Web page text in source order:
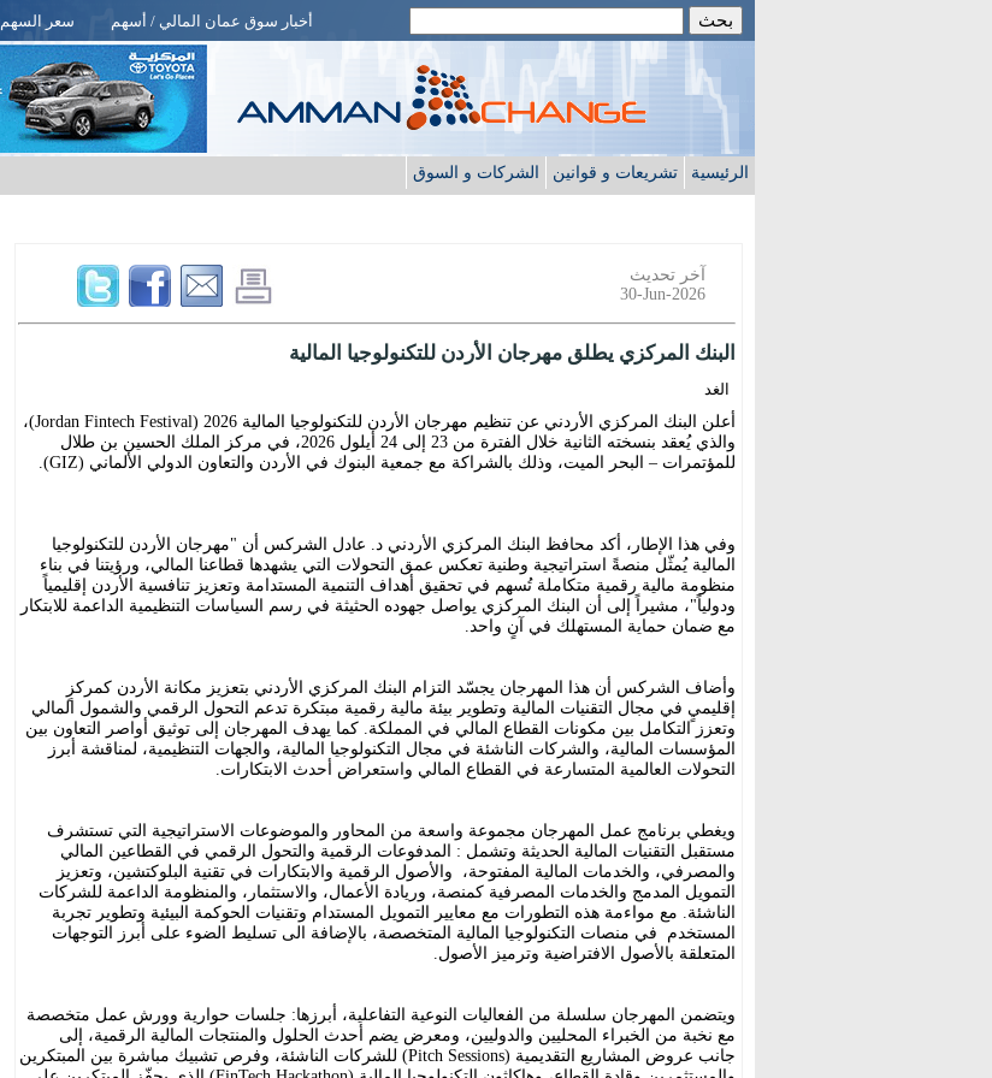
أخبار سوق عمان المالي / أسهم سعر السهم
الرئيسية تشريعات و قوانين الشركات و السوق
آخر تحديث
30-Jun-2026
البنك المركزي يطلق مهرجان الأردن للتكنولوجيا المالية
الغد
أعلن البنك المركزي الأردني عن تنظيم مهرجان الأردن للتكنولوجيا المالية 2026 (Jordan Fintech Festival)،
والذي يُعقد بنسخته الثانية خلال الفترة من 23 إلى 24 أيلول 2026، في مركز الملك الحسين بن طلال
للمؤتمرات – البحر الميت، وذلك بالشراكة مع جمعية البنوك في الأردن والتعاون الدولي الألماني (GIZ).
وفي هذا الإطار، أكد محافظ البنك المركزي الأردني د. عادل الشركس أن "مهرجان الأردن للتكنولوجيا
المالية يُمثّل منصةً استراتيجية وطنية تعكس عمق التحولات التي يشهدها قطاعنا المالي، ورؤيتنا في بناء
منظومة مالية رقمية متكاملة تُسهم في تحقيق أهداف التنمية المستدامة وتعزيز تنافسية الأردن إقليمياً
ودولياً"، مشيراً إلى أن البنك المركزي يواصل جهوده الحثيثة في رسم السياسات التنظيمية الداعمة للابتكار
مع ضمان حماية المستهلك في آنٍ واحد.
وأضاف الشركس أن هذا المهرجان يجسّد التزام البنك المركزي الأردني بتعزيز مكانة الأردن كمركزٍ
إقليميٍ في مجال التقنيات المالية وتطوير بيئة مالية رقمية مبتكرة تدعم التحول الرقمي والشمول المالي
وتعزز التكامل بين مكونات القطاع المالي في المملكة. كما يهدف المهرجان إلى توثيق أواصر التعاون بين
المؤسسات المالية، والشركات الناشئة في مجال التكنولوجيا المالية، والجهات التنظيمية، لمناقشة أبرز
التحولات العالمية المتسارعة في القطاع المالي واستعراض أحدث الابتكارات.
ويغطي برنامج عمل المهرجان مجموعة واسعة من المحاور والموضوعات الاستراتيجية التي تستشرف
مستقبل التقنيات المالية الحديثة وتشمل : المدفوعات الرقمية والتحول الرقمي في القطاعين المالي
والمصرفي، والخدمات المالية المفتوحة، والأصول الرقمية والابتكارات في تقنية البلوكتشين، وتعزيز
التمويل المدمج والخدمات المصرفية كمنصة، وريادة الأعمال، والاستثمار، والمنظومة الداعمة للشركات
الناشئة. مع مواءمة هذه التطورات مع معايير التمويل المستدام وتقنيات الحوكمة البيئية وتطوير تجربة
المستخدم في منصات التكنولوجيا المالية المتخصصة، بالإضافة الى تسليط الضوء على أبرز التوجهات
المتعلقة بالأصول الافتراضية وترميز الأصول.
ويتضمن المهرجان سلسلة من الفعاليات النوعية التفاعلية، أبرزها: جلسات حوارية وورش عمل متخصصة
مع نخبة من الخبراء المحليين والدوليين، ومعرض يضم أحدث الحلول والمنتجات المالية الرقمية، إلى
جانب عروض المشاريع التقديمية (Pitch Sessions) للشركات الناشئة، وفرص تشبيك مباشرة بين المبتكرين